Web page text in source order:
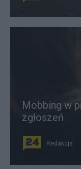
Mobbing w
zgłoszeń
Redakcja